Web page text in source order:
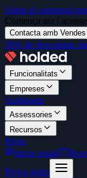
Saltar al contingut
Comença ara i
Contacta amb
50% de descompte
Funcionalitats
Empreses
Autònoms
Assessories
Recursos
Preus
Inicia sessió
Prova gratis